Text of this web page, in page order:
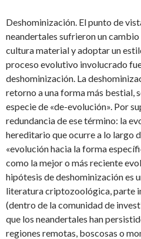
Deshominización. El punto de
neandertales sufrieron un
cultura material y adoptar un
proceso evolutivo involucrado
deshominización. La
retorno a una forma más bestial,
especie de «de-evolución». Por
redundancia de ese término: la
hereditario que ocurre a lo largo
«evolución hacia la forma
como la mejor o más reciente
hipótesis de deshominización es
literatura criptozoológica, parte
(dentro de la comunidad de
que los neandertales han
regiones remotas, boscosas o